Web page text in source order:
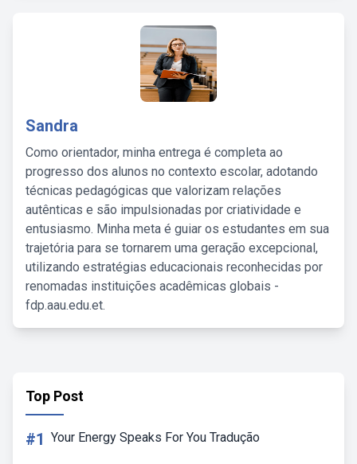
Sandra
Como orientador, minha entrega é completa ao
progresso dos alunos no contexto escolar, adotando
técnicas pedagógicas que valorizam relações
autênticas e são impulsionadas por criatividade e
entusiasmo. Minha meta é guiar os estudantes em sua
trajetória para se tornarem uma geração excepcional,
utilizando estratégias educacionais reconhecidas por
renomadas instituições acadêmicas globais -
fdp.aau.edu.et.
Top Post
#1 Your Energy Speaks For You Tradução